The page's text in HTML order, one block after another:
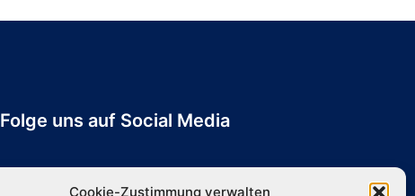
Cookie-Zustimmung verwalten
Folge uns auf Social Media